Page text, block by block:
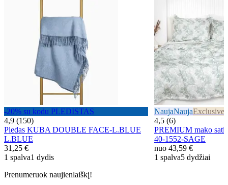
-20% su kodu PLEDISTAS
4,9 (150)
Pledas KUBA DOUBLE FACE-L.BLUE
L.BLUE
31,25 €
1 spalva1 dydis
NaujaNaujaExclusive
4,5 (6)
PREMIUM mako
40-1552-SAGE
nuo 43,59 €
1 spalva5 dydžiai
Prenumeruok naujienlaiškį!